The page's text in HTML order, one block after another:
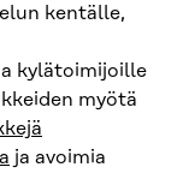
kentälle,
kylätoimijoille
myötä
ja avoimia